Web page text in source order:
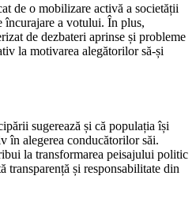
de o mobilizare activă a societății
încurajare a votului. În plus,
de dezbateri aprinse și probleme
la motivarea alegătorilor să-și
sugerează și că populația își
în alegerea conducătorilor săi.
la transformarea peisajului politic
transparență și responsabilitate din